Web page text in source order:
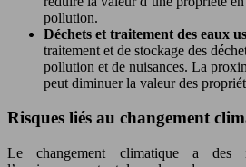
pollution.
Déchets et traitement des eaux
traitement et de stockage des
pollution et de nuisances. La
peut diminuer la valeur des
Risques liés au changement
Le changement climatique a des